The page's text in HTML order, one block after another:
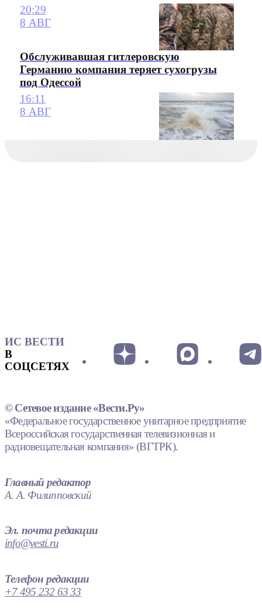
20:29
8 АВГ
Обслуживавшая гитлеровскую
Германию компания теряет сухогрузы
под Одессой
16:11
8 АВГ
ИС ВЕСТИ
В
СОЦСЕТЯХ
© Сетевое издание «Вести.Ру»
«Федеральное государственное унитарное предприятие
Всероссийская государственная телевизионная и
радиовещательная компания» (ВГТРК).
Главный редактор
А. А. Филипповский
Эл. почта редакции
info@vesti.ru
Телефон редакции
+7 495 232 63 33